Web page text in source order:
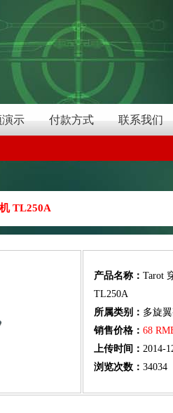
示 付款方式 联系我们
TL250A
产品名称： Tarot
TL250A
所属类别： 多旋
销售价格： 68
上传时间： 2014-
浏览次数： 34034